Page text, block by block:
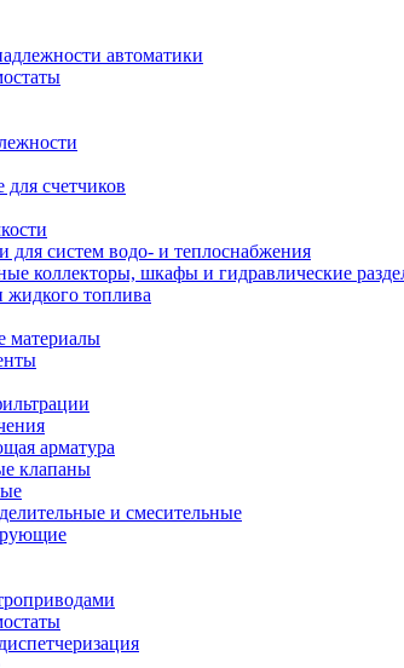
автоматики
счетчиков
для систем водо- и теплоснабжения
коллекторы, шкафы и гидравлические
топлива
материалы
арматура
клапаны
и смесительные